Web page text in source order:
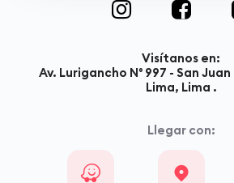
Visítanos en:
Av. Lurigancho N° 997 - San
Lima, Lima .
Llegar con: